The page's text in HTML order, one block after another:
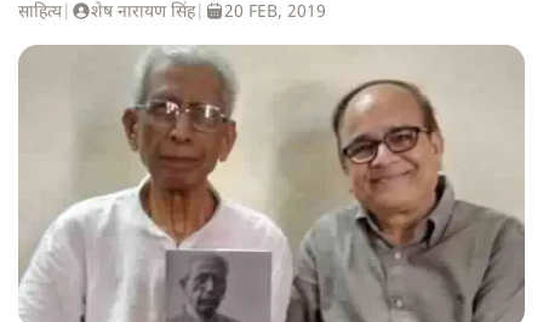
साहित्य| शेष नारायण सिंह| 20 FEB, 2019